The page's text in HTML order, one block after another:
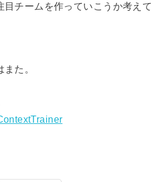
目チームを作っていこうか考えて
た。